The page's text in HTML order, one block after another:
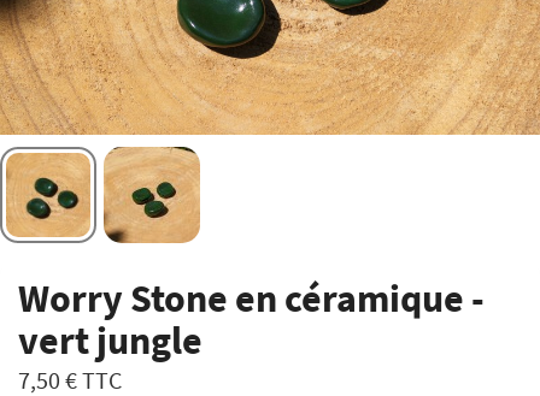
Worry Stone en céramique -
vert jungle
7,50 €TTC